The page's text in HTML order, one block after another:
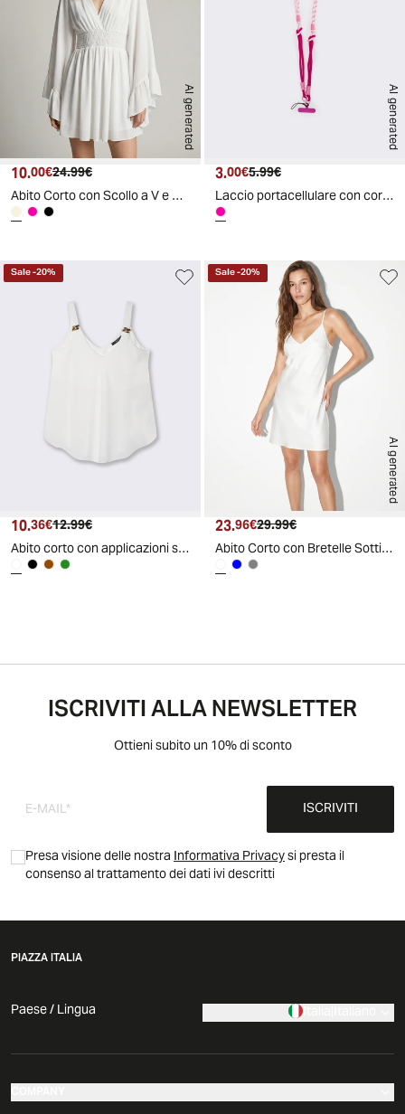
AI generated
Prezzo attuale
10.00€ Prezzo originale
24.99€
Abito Corto con Scollo a V e Vita Elastico - Avorio
AI generated
Prezzo attuale
3.00€ Prezzo originale
5.99€
Laccio portacellulare con cordoncino elegante - Fuxia
Sale-20%
Prezzo attuale
10.36€ Prezzo originale
12.99€
Abito corto con applicazioni sulle bretelle - Bianco
AI generated
Sale-20%
Prezzo attuale
23.96€ Prezzo originale
29.99€
Abito Corto con Bretelle Sottili - Bianco
ISCRIVITI ALLA NEWSLETTER
Ottieni subito un 10% di sconto
ISCRIVITI
Presa visione delle nostraInformativa Privacysi presta il
consenso al trattamento dei dati ivi descritti
PIAZZA ITALIA
Paese / Lingua Italia|Italiano